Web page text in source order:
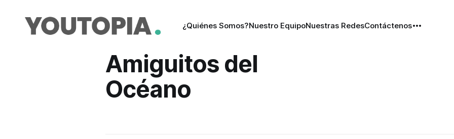
¿Quiénes Somos?Nuestro EquipoNuestras RedesContáctenos
Amiguitos del
Océano